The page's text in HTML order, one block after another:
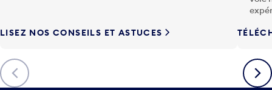
Précédent
LISEZ NOS CONSEILS ET ASTUCES